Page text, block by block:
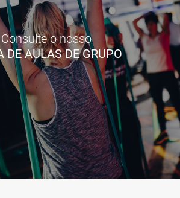
Consulte o nosso
DE AULAS DE GRUPO